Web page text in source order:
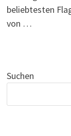
beliebtesten
von …
Suchen